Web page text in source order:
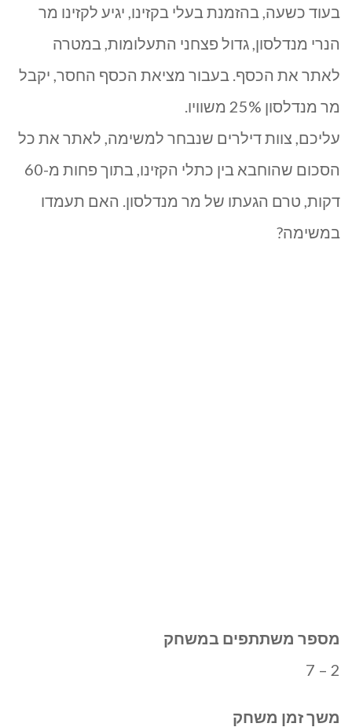
THE
בעוד כשעה, בהזמנת בעלי בקזינו, יגיע לקזינו מר
הנרי מנדלסון, גדול פצחני התעלומות, במטרה
לאתר את הכסף. בעבור מציאת הכסף החסר, יקבל
מר מנדלסון 25% משוויו.
עליכם, צוות דילרים שנבחר למשימה, לאתר את כל
הסכום שהוחבא בין כתלי הקזינו, בתוך פחות מ-60
דקות, טרם הגעתו של מר מנדלסון. האם תעמדו
במשימה?
מספר משתתפים במשחק
2 – 7
משך זמן משחק